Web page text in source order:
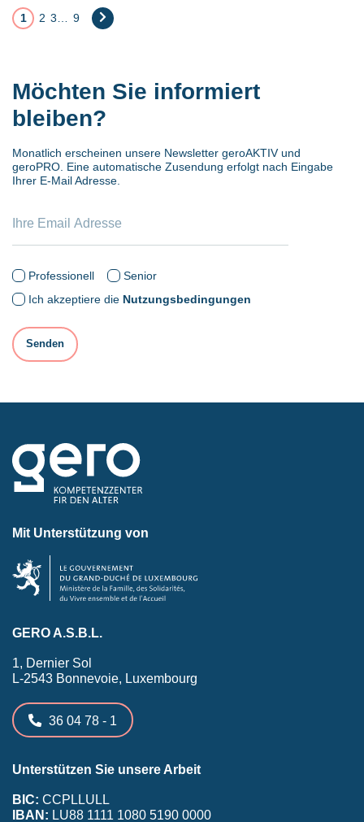
1 2 3… 9
Weiter
Möchten Sie informiert
bleiben?
Monatlich erscheinen unsere Newsletter geroAKTIV und
geroPRO. Eine automatische Zusendung erfolgt nach Eingabe
Ihrer E-Mail Adresse.
Professionell
Senior
Ich akzeptiere die Nutzungsbedingungen
Mit Unterstützung von
GERO A.S.B.L.
1, Dernier Sol
L-2543 Bonnevoie, Luxembourg
36 04 78 - 1
Unterstützen Sie unsere Arbeit
BIC: CCPLLULL
IBAN: LU88 1111 1080 5190 0000